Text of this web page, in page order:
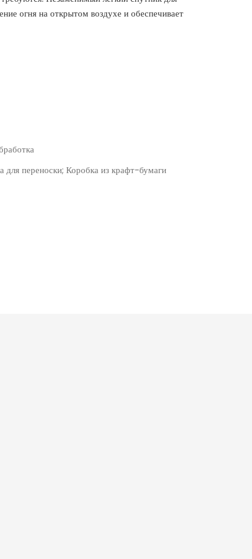
огня на открытом воздухе и обеспечивает
для переноски; Коробка из крафт-бумаги